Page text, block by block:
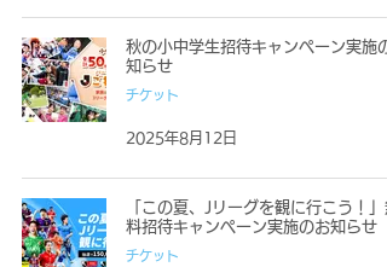
秋の小中学生招待キャンペーン実施
知らせ
チケット
2025年8月12日
「この夏、Jリーグを観に行こう！」
料招待キャンペーン実施のお知らせ
チケット